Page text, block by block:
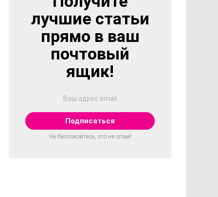
лучшие статьи
прямо в ваш
почтовый
ящик!
Не беспокойтесь, это не спам!